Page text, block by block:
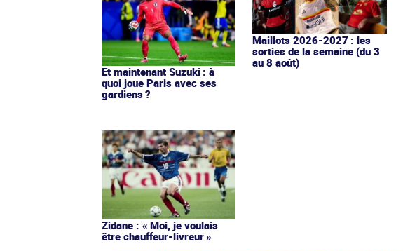
Et maintenant Suzuki : à
quoi joue Paris avec ses
gardiens ?
Maillots 2026-2027 : les
sorties de la semaine (du 3
au 8 août)
Zidane : « Moi, je voulais
être chauffeur-livreur »